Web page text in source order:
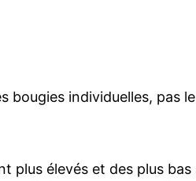
bougies individuelles,
élevés et des plus